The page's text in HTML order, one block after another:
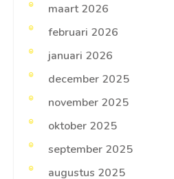
maart 2026
februari 2026
januari 2026
december 2025
november 2025
oktober 2025
september 2025
augustus 2025